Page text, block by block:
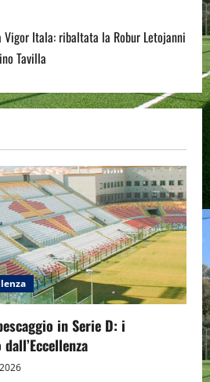
Itala: ribaltata la Robur Letojanni
Tavilla
in Serie D: i